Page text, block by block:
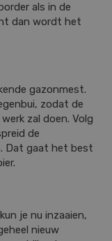
als in de
dan wordt het
gazonmest.
zodat de
zal doen. Volg
de
Dat gaat het best
je nu inzaaien,
nieuw